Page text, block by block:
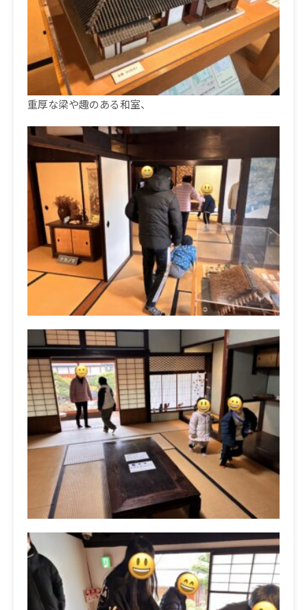
重厚な梁や趣のある和室、